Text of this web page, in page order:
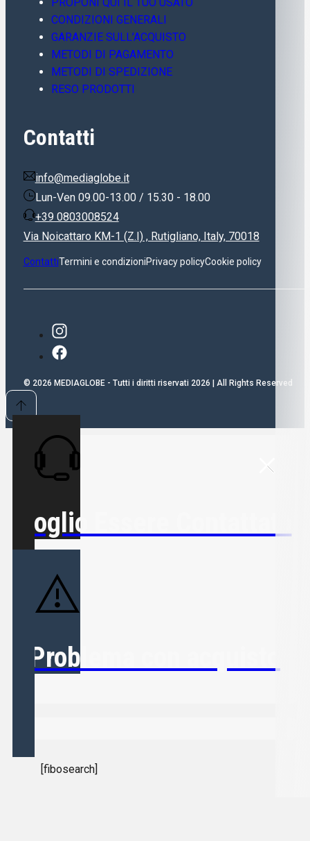
CONDIZIONI GENERALI
GARANZIE SULL’ACQUISTO
METODI DI PAGAMENTO
METODI DI SPEDIZIONE
RESO PRODOTTI
Contatti
info@mediaglobe.it
Lun-Ven 09.00-13.00 / 15.30 - 18.00
+39 0803008524
Via Noicattaro KM-1 (Z.I) , Rutigliano, Italy, 70018
ContattiTermini e condizioniPrivacy policyCookie policy
© 2026 MEDIAGLOBE - Tutti i diritti riservati 2026 | All Rights Reserved
Voglio Essere Contattato
Problema con acquisto
[fibosearch]